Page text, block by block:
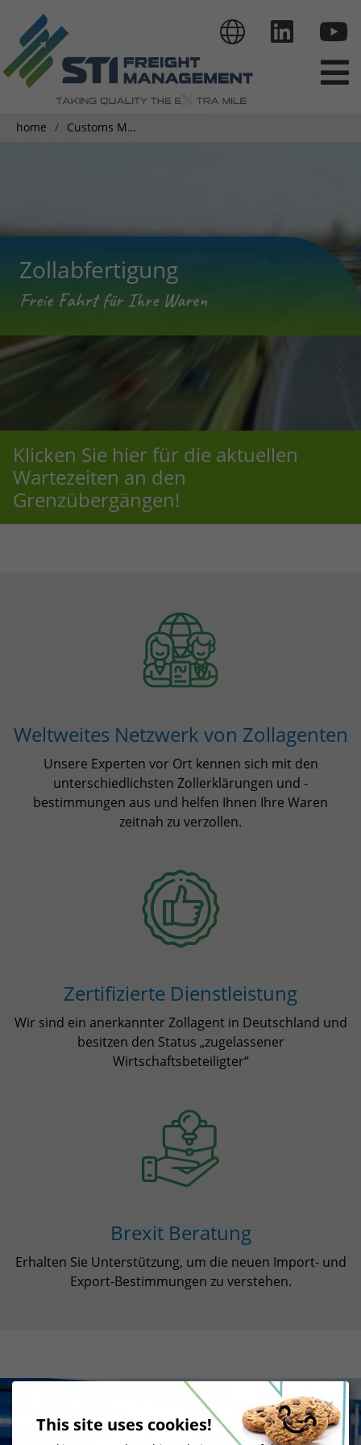
home Customs Management
Zollabfertigung
Freie Fahrt für Ihre Waren
Klicken Sie hier für die aktuellen
Wartezeiten an den
Grenzübergängen!
Weltweites Netzwerk von Zollagenten
Unsere Experten vor Ort kennen sich mit den
unterschiedlichsten Zollerklärungen und -
bestimmungen aus und helfen Ihnen Ihre Waren
zeitnah zu verzollen.
Zertifizierte Dienstleistung
Wir sind ein anerkannter Zollagent in Deutschland und
besitzen den Status „zugelassener
Wirtschaftsbeteiligter“
Brexit Beratung
Erhalten Sie Unterstützung, um die neuen Import- und
Export-Bestimmungen zu verstehen.
This site uses cookies!